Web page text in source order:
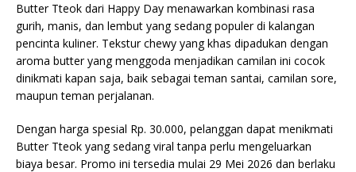
Butter Tteok dari Happy Day menawarkan kombinasi rasa
gurih, manis, dan lembut yang sedang populer di kalangan
pencinta kuliner. Tekstur chewy yang khas dipadukan dengan
aroma butter yang menggoda menjadikan camilan ini cocok
dinikmati kapan saja, baik sebagai teman santai, camilan sore,
maupun teman perjalanan.
Dengan harga spesial Rp. 30.000, pelanggan dapat menikmati
Butter Tteok yang sedang viral tanpa perlu mengeluarkan
biaya besar. Promo ini tersedia mulai 29 Mei 2026 dan berlaku